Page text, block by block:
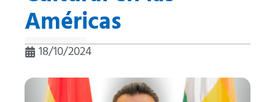
Américas
18/10/2024